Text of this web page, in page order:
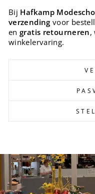
Bij Hafkamp
verzending voor
engratis retourneren,
winkelervaring.